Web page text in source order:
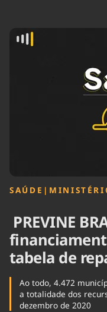
Agronegócios
SAÚDE |
PREVINE
tabela de
Ao todo, 4.472
a totalidade dos
dezembro de 2020